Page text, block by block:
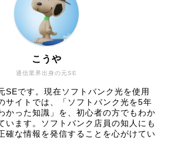
通信業界出身の元SE
こうや
SEです。現在ソフトバンク光を使用
サイトでは、「ソフトバンク光を5年
かった知識」を、初心者の方でもわか
います。ソフトバンク店員の知人にも
確な情報を発信することを心がけてい